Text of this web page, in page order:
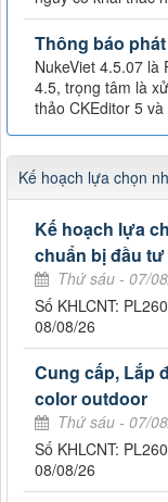
Thông báo
NukeViet 4.5.07 là
4.5, trọng tâm là
thảo CKEditor 5
Kế hoạch lựa chọn
Kế hoạch lựa
chuẩn bị đầu tư
Thứ sáu - 07/
Số KHLCNT:
08/08/26
Cung cấp, Lắp
color outdoor
Thứ sáu - 07/
Số KHLCNT:
08/08/26